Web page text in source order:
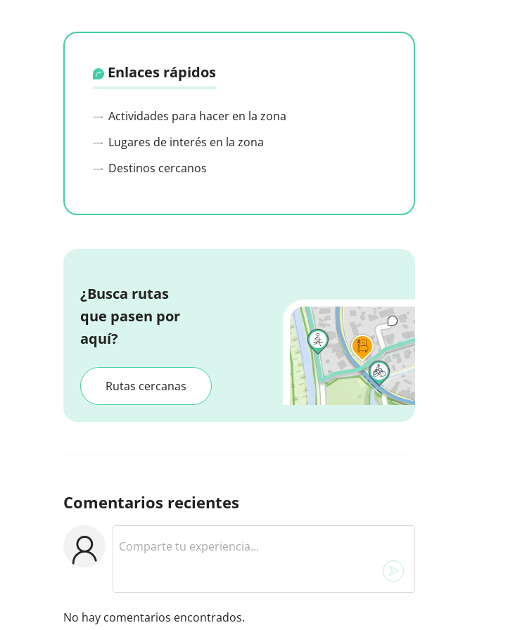
Enlaces rápidos
Actividades para hacer en la zona
Lugares de interés en la zona
Destinos cercanos
¿Busca rutas
que pasen por
aquí?
Rutas cercanas
Comentarios recientes
No hay comentarios encontrados.